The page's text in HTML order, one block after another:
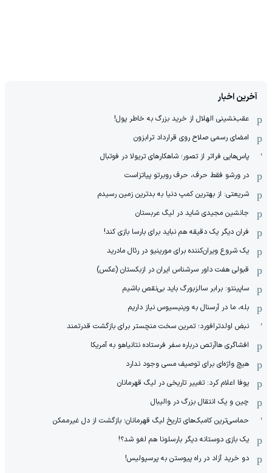
آخرین اخبار
عقب‌نشینی الهلال از خرید بزرگ به خاطر پول!
امضای رسمی صلاح روی قرارداد ترابزون
پاس‌هایی فراتر از تصور؛ شاهکارهای تریولا در فوتبال
در ورشو فقط حرف، حرف روبرتو پیاتزاست
شریعتی: از بهترین کمپ‌ دنیا به بدترین زمین‌ رسیدم
جانشین مجیدی شاید در لیگ عربستان
فران دیگر یک دقیقه هم نباید برای بارسا بازی کند!
یک شروع ویران‌کننده برای مورینیو در رئال مادرید
قبولی هفت داور سرشناس ایران در ازبکستان (عکس)
ساپینتو: برابر سالزبورگ باید بی‌نقص باشیم
بله، ما در آرسنال به وینیسیوس نیاز داریم
نبض اولدترافورد؛ تمرین سخت منچستر برای بازگشت قدرتمند
افشاگری هاآرتص درباره سفر فرستاده نتانیاهو به آمریکا
هیچ واژه‌ای برای توصیف مسی وجود ندارد
یوفا اعلام کرد: تغییر تاریخی در لیگ قهرمانان
چین و یک انتقال بزرگ در والیبال
حماسی‌ترین کامبک‌های تاریخ لیگ قهرمانان؛ بازگشت از دل غیرممکن
یک بازی دوستانه دیگر بارسلونا هم لغو شد؟!
دو خرید آزاد در راه پیوستن به پرسپولیس!